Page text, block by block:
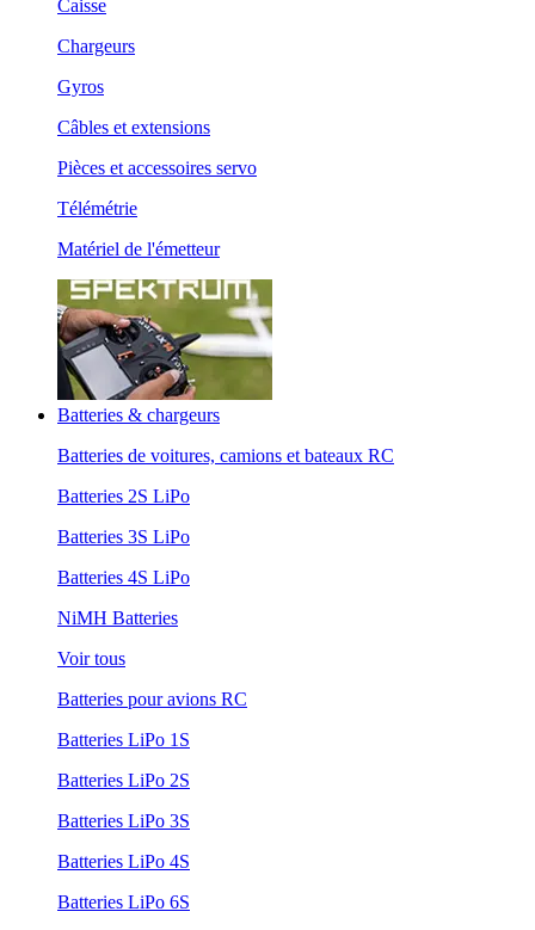
Caisse
Chargeurs
Gyros
Câbles et extensions
Pièces et accessoires servo
Télémétrie
Matériel de l'émetteur
Batteries & chargeurs
Batteries de voitures, camions et bateaux RC
Batteries 2S LiPo
Batteries 3S LiPo
Batteries 4S LiPo
NiMH Batteries
Voir tous
Batteries pour avions RC
Batteries LiPo 1S
Batteries LiPo 2S
Batteries LiPo 3S
Batteries LiPo 4S
Batteries LiPo 6S